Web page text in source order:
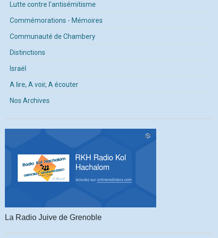
Lutte contre l'antisémitisme
Commémorations - Mémoires
Communauté de Chambery
Distinctions
Israël
A lire, A voir, A écouter
Nos Archives
La Radio Juive de Grenoble